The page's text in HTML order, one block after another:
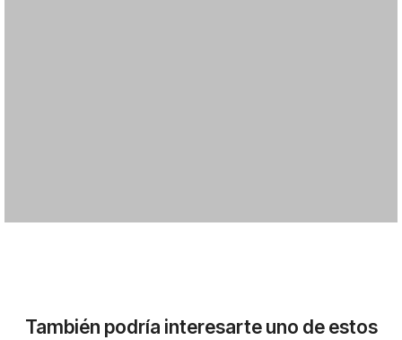
También podría interesarte uno de estos